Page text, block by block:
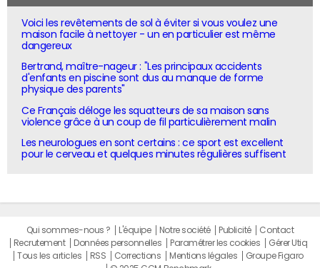
Voici les revêtements de sol à éviter si vous voulez une
maison facile à nettoyer - un en particulier est même
dangereux
Bertrand, maître-nageur : "Les principaux accidents
d'enfants en piscine sont dus au manque de forme
physique des parents"
Ce Français déloge les squatteurs de sa maison sans
violence grâce à un coup de fil particulièrement malin
Les neurologues en sont certains : ce sport est excellent
pour le cerveau et quelques minutes régulières suffisent
Qui sommes-nous ? L'équipe Notre société Publicité
Contact
Recrutement
Données personnelles Paramétrer les cookies
Gérer Utiq
Tous les articles
RSS Corrections Mentions légales
Groupe Figaro